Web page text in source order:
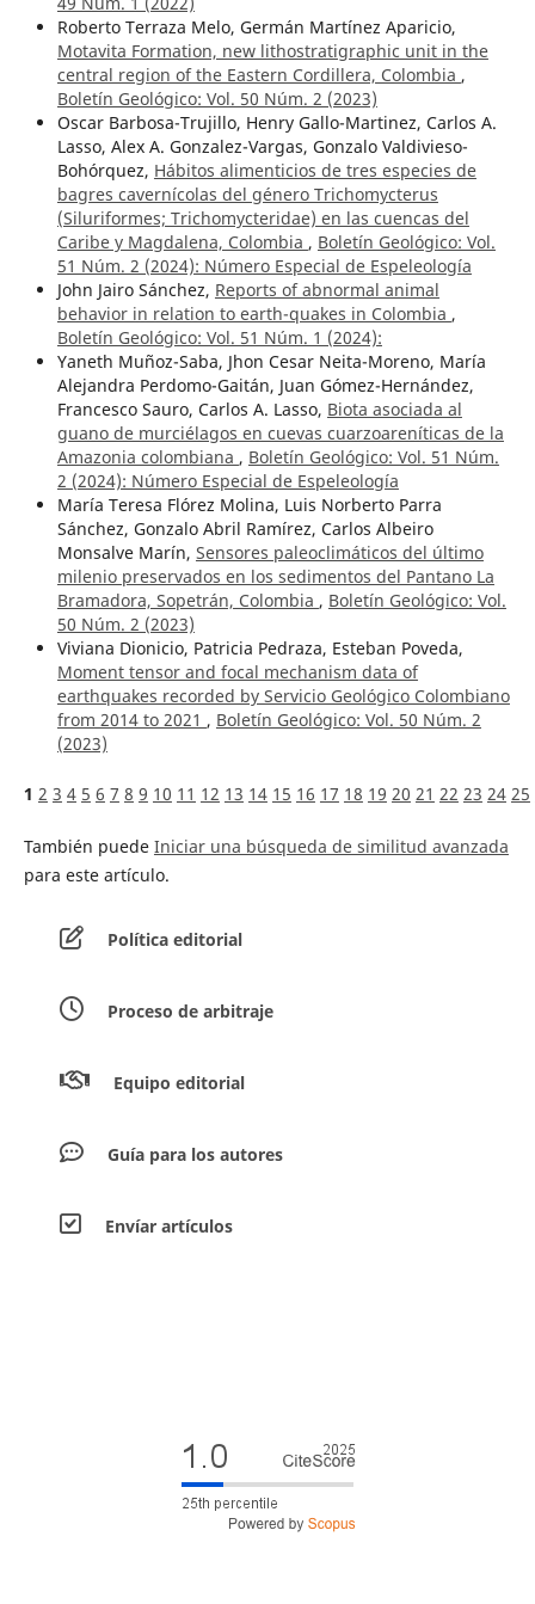
Roberto Terraza Melo, Germán Martínez Aparicio,
Motavita Formation, new lithostratigraphic unit in the
central region of the Eastern Cordillera, Colombia ,
Boletín Geológico: Vol. 50 Núm. 2 (2023)
Oscar Barbosa-Trujillo, Henry Gallo-Martinez, Carlos A.
Lasso, Alex A. Gonzalez-Vargas, Gonzalo Valdivieso-
Bohórquez, Hábitos alimenticios de tres especies de
bagres cavernícolas del género Trichomycterus
(Siluriformes; Trichomycteridae) en las cuencas del
Caribe y Magdalena, Colombia , Boletín Geológico: Vol.
51 Núm. 2 (2024): Número Especial de Espeleología
John Jairo Sánchez, Reports of abnormal animal
behavior in relation to earth-quakes in Colombia ,
Boletín Geológico: Vol. 51 Núm. 1 (2024):
Yaneth Muñoz-Saba, Jhon Cesar Neita-Moreno, María
Alejandra Perdomo-Gaitán, Juan Gómez-Hernández,
Francesco Sauro, Carlos A. Lasso, Biota asociada al
guano de murciélagos en cuevas cuarzoareníticas de la
Amazonia colombiana , Boletín Geológico: Vol. 51 Núm.
2 (2024): Número Especial de Espeleología
María Teresa Flórez Molina, Luis Norberto Parra
Sánchez, Gonzalo Abril Ramírez, Carlos Albeiro
Monsalve Marín, Sensores paleoclimáticos del último
milenio preservados en los sedimentos del Pantano La
Bramadora, Sopetrán, Colombia , Boletín Geológico: Vol.
50 Núm. 2 (2023)
Viviana Dionicio, Patricia Pedraza, Esteban Poveda,
Moment tensor and focal mechanism data of
earthquakes recorded by Servicio Geológico Colombiano
from 2014 to 2021 , Boletín Geológico: Vol. 50 Núm. 2
(2023)
1 2 3 4 5 6 7 8 9 10 11 12 13 14 15 16 17 18 19 20 21 22 23 24 25
También puede Iniciar una búsqueda de similitud avanzada
para este artículo.
Política editorial
Proceso de arbitraje
Equipo editorial
Guía para los autores
Envíar artículos